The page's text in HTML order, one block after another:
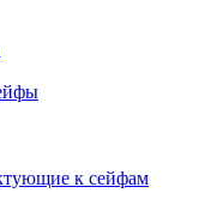
к сейфам